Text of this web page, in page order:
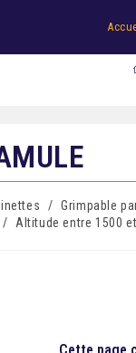
/ Grimpable
/ Altitude entre 1500